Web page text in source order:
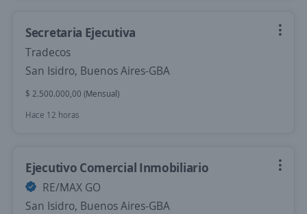
Secretaria Ejecutiva
Tradecos
San Isidro, Buenos Aires-GBA
$ 2.500.000,00 (Mensual)
Hace 12 horas
Ejecutivo Comercial Inmobiliario
RE/MAX GO
San Isidro, Buenos Aires-GBA